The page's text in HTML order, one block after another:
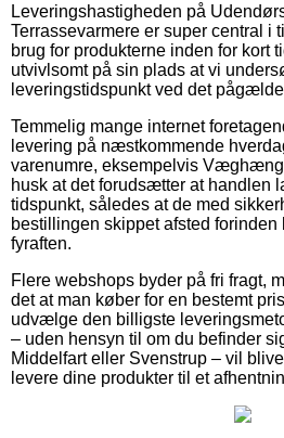
Leveringshastigheden på
Terrassevarmere er super central i
brug for produkterne inden for kort
utvivlsomt på sin plads at vi
leveringstidspunkt ved det
Temmelig mange internet
levering på næstkommende
varenumre, eksempelvis
husk at det forudsætter at handlen
tidspunkt, således at de med
bestillingen skippet afsted
fyraften.
Flere webshops byder på fri fragt,
det at man køber for en bestemt
udvælge den billigste
– uden hensyn til om du befinder
Middelfart eller Svenstrup – vil
levere dine produkter til et